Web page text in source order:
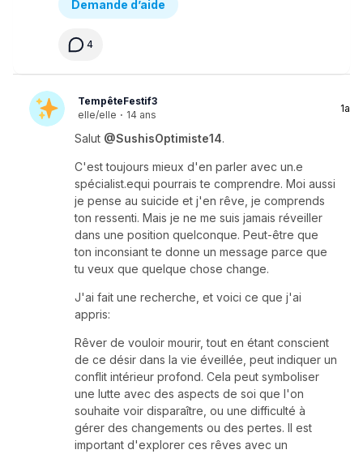
Demande d’aide
4
TempêteFestif3
elle/elle · 14 ans
1a
Salut @SushisOptimiste14.
C'est toujours mieux d'en parler avec un.e
spécialist.equi pourrais te comprendre. Moi aussi
je pense au suicide et j'en rêve, je comprends
ton ressenti. Mais je ne me suis jamais réveiller
dans une position quelconque. Peut-être que
ton inconsiant te donne un message parce que
tu veux que quelque chose change.
J'ai fait une recherche, et voici ce que j'ai
appris:
Rêver de vouloir mourir, tout en étant conscient
de ce désir dans la vie éveillée, peut indiquer un
conflit intérieur profond. Cela peut symboliser
une lutte avec des aspects de soi que l'on
souhaite voir disparaître, ou une difficulté à
gérer des changements ou des pertes. Il est
important d'explorer ces rêves avec un